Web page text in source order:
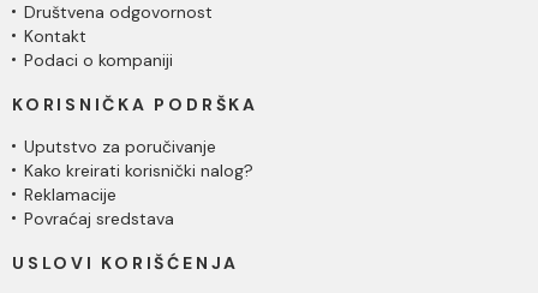
Društvena odgovornost
Kontakt
Podaci o kompaniji
KORISNIČKA PODRŠKA
Uputstvo za poručivanje
Kako kreirati korisnički nalog?
Reklamacije
Povraćaj sredstava
USLOVI KORIŠĆENJA